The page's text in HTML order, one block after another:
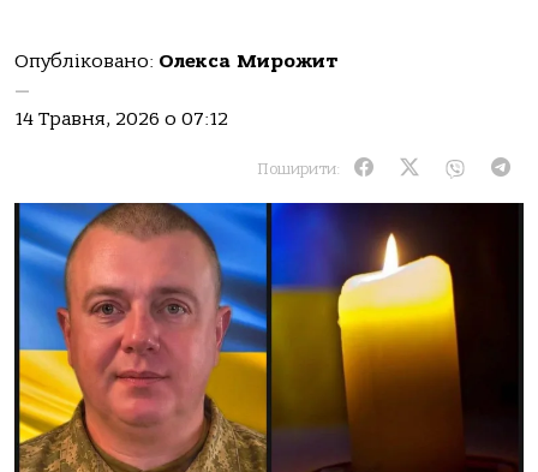
Опубліковано: Олекса Мирожит
—
14 Травня, 2026 о 07:12
Поширити: